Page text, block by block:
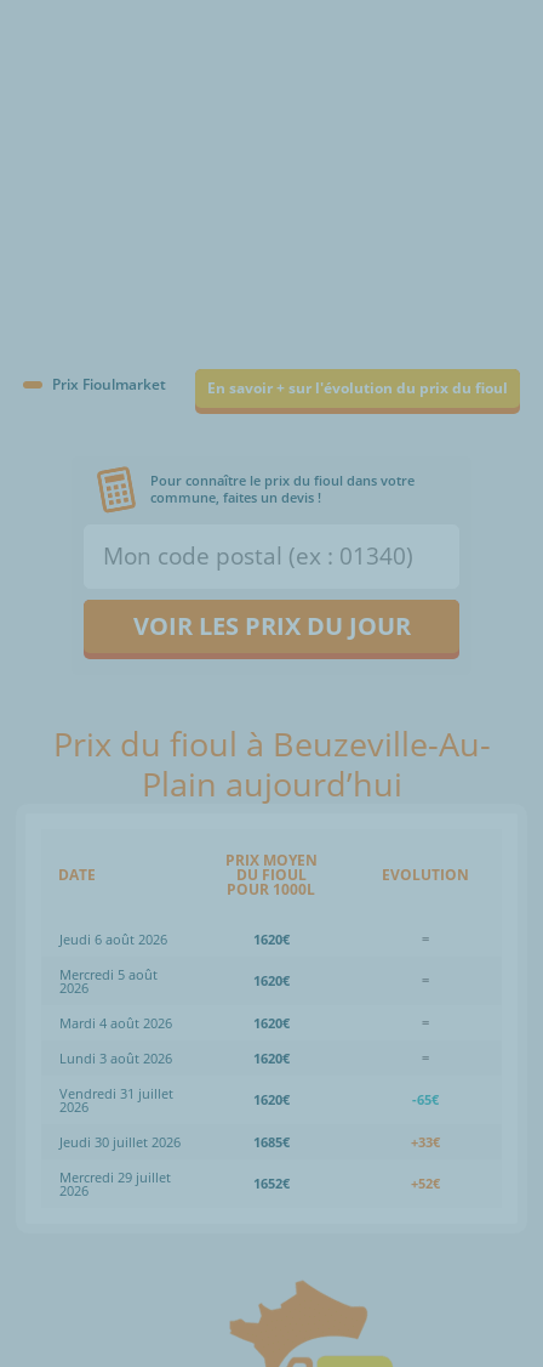
Prix Fioulmarket En savoir + sur l'évolution du prix du fioul
Pour connaître le prix du fioul dans votre
commune, faites un devis !
VOIR LES PRIX DU JOUR
Prix du fioul à Beuzeville-Au-
Plain aujourd’hui
DATE
PRIX MOYEN
DU FIOUL
POUR 1000L
EVOLUTION
Jeudi 6 août 2026 1620€
=
Mercredi 5 août
2026 1620€ =
Mardi 4 août 2026 1620€
=
Lundi 3 août 2026
1620€
=
Vendredi 31 juillet
2026 1620€ -65€
Jeudi 30 juillet 2026 1685€
+33€
Mercredi 29 juillet
2026 1652€ +52€